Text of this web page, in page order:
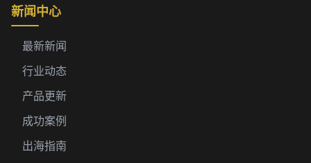
新闻中心
最新新闻
行业动态
产品更新
成功案例
出海指南